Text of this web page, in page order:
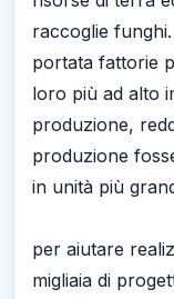
raccoglie
portata fattorie
loro più ad alto
produzione,
produzione
in unità più
per aiutare
migliaia di